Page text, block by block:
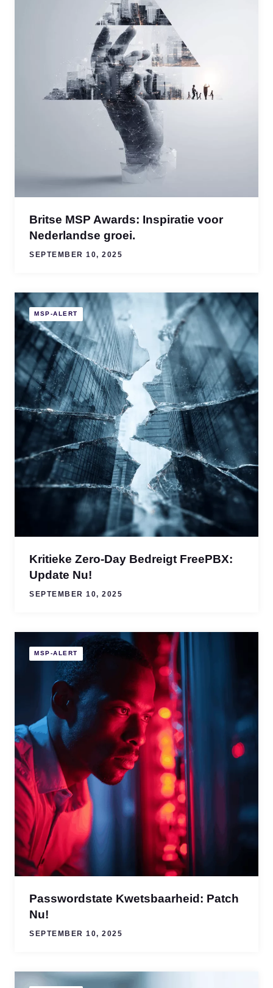
Britse MSP Awards: Inspiratie voor
Nederlandse groei.
SEPTEMBER 10, 2025
MSP-ALERT
Kritieke Zero-Day Bedreigt FreePBX:
Update Nu!
SEPTEMBER 10, 2025
MSP-ALERT
Passwordstate Kwetsbaarheid: Patch
Nu!
SEPTEMBER 10, 2025